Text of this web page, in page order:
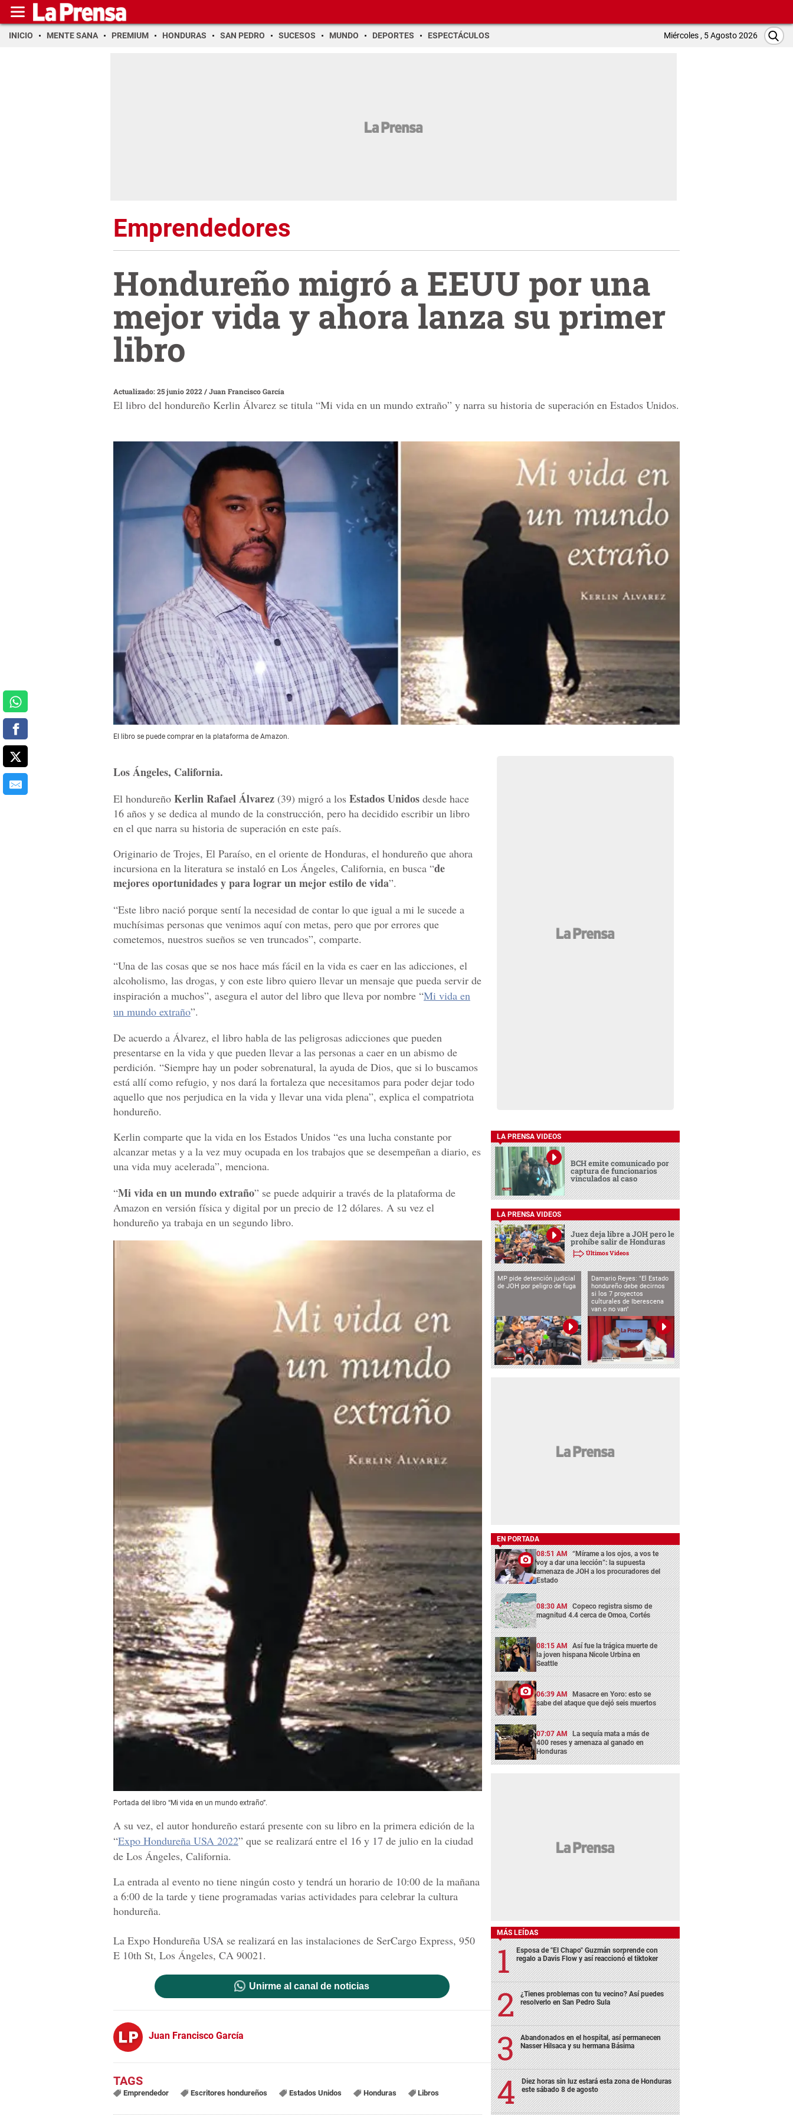
INICIO MENTE SANA PREMIUM HONDURAS SAN PEDRO SUCESOS MUNDO DEPORTES ESPECTÁCULOS Miércoles , 5 Agosto 2026
Emprendedores
Hondureño migró a EEUU por una
mejor vida y ahora lanza su primer
libro
Actualizado: 25 junio 2022/Juan Francisco García
El libro del hondureño Kerlin Álvarez se titula “Mi vida en un mundo extraño” y narra su historia de superación en Estados Unidos.
El libro se puede comprar en la plataforma de Amazon.
Los Ángeles, California.
El hondureño Kerlin Rafael Álvarez (39) migró a los Estados Unidos desde hace
16 años y se dedica al mundo de la construcción, pero ha decidido escribir un libro
en el que narra su historia de superación en este país.
Originario de Trojes, El Paraíso, en el oriente de Honduras, el hondureño que ahora
incursiona en la literatura se instaló en Los Ángeles, California, en busca “de
mejores oportunidades y para lograr un mejor estilo de vida”.
“Este libro nació porque sentí la necesidad de contar lo que igual a mi le sucede a
muchísimas personas que venimos aquí con metas, pero que por errores que
cometemos, nuestros sueños se ven truncados”, comparte.
“Una de las cosas que se nos hace más fácil en la vida es caer en las adicciones, el
alcoholismo, las drogas, y con este libro quiero llevar un mensaje que pueda servir de
inspiración a muchos”, asegura el autor del libro que lleva por nombre “Mi vida en
un mundo extraño”.
De acuerdo a Álvarez, el libro habla de las peligrosas adicciones que pueden
presentarse en la vida y que pueden llevar a las personas a caer en un abismo de
perdición. “Siempre hay un poder sobrenatural, la ayuda de Dios, que si lo buscamos
está allí como refugio, y nos dará la fortaleza que necesitamos para poder dejar todo
aquello que nos perjudica en la vida y llevar una vida plena”, explica el compatriota
hondureño.
Kerlin comparte que la vida en los Estados Unidos “es una lucha constante por
alcanzar metas y a la vez muy ocupada en los trabajos que se desempeñan a diario, es
una vida muy acelerada”, menciona.
“Mi vida en un mundo extraño” se puede adquirir a través de la plataforma de
Amazon en versión física y digital por un precio de 12 dólares. A su vez el
hondureño ya trabaja en un segundo libro.
Portada del libro “Mi vida en un mundo extraño”.
A su vez, el autor hondureño estará presente con su libro en la primera edición de la
“Expo Hondureña USA 2022” que se realizará entre el 16 y 17 de julio en la ciudad
de Los Ángeles, California.
La entrada al evento no tiene ningún costo y tendrá un horario de 10:00 de la mañana
a 6:00 de la tarde y tiene programadas varias actividades para celebrar la cultura
hondureña.
La Expo Hondureña USA se realizará en las instalaciones de SerCargo Express, 950
E 10th St, Los Ángeles, CA 90021.
Unirme al canal de noticias
Juan Francisco García
Emprendedor Escritores hondureños Estados Unidos Honduras Libros
LA PRENSA VIDEOS
BCH emite comunicado por
captura de funcionarios
vinculados al caso
LA PRENSA VIDEOS
Juez deja libre a JOH pero le
prohíbe salir de Honduras
Últimos Videos
MP pide detención judicial
de JOH por peligro de fuga
Damario Reyes: "El Estado
hondureño debe decirnos
si los 7 proyectos
culturales de Iberescena
van o no van"
EN PORTADA
08:51 AM “Mírame a los ojos, a vos te
voy a dar una lección”: la supuesta
amenaza de JOH a los procuradores del
Estado
08:30 AM Copeco registra sismo de
magnitud 4.4 cerca de Omoa, Cortés
08:15 AM Así fue la trágica muerte de
la joven hispana Nicole Urbina en
Seattle
06:39 AM Masacre en Yoro: esto se
sabe del ataque que dejó seis muertos
07:07 AM La sequía mata a más de
400 reses y amenaza al ganado en
Honduras
MÁS LEÍDAS
Esposa de "El Chapo" Guzmán sorprende con
regalo a Davis Flow y así reaccionó el tiktoker
¿Tienes problemas con tu vecino? Así puedes
resolverlo en San Pedro Sula
Abandonados en el hospital, así permanecen
Nasser Hilsaca y su hermana Básima
Diez horas sin luz estará esta zona de Honduras
este sábado 8 de agosto